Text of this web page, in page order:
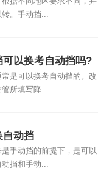
。手动挡...
以换考自动挡吗?
是可以换考自动挡的。改
所填写降...
自动挡
手动挡的前提下，是可以
挡和手动...